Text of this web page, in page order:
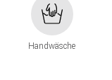
Handwäsche